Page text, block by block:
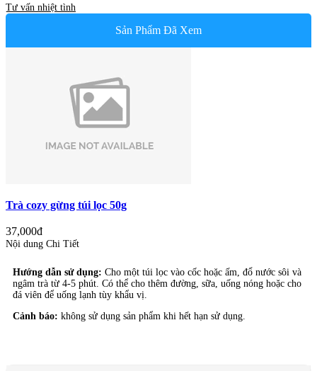
Tư vấn nhiệt tình
Sản Phẩm Đã Xem
Trà cozy gừng túi lọc 50g
37,000đ
Nội dung Chi Tiết
Hướng dẫn sử dụng: Cho một túi lọc vào cốc hoặc ấm, đổ nước sôi và
ngâm trà từ 4-5 phút. Có thể cho thêm đường, sữa, uống nóng hoặc cho
đá viên để uống lạnh tùy khẩu vị.
Cảnh báo: không sử dụng sản phẩm khi hết hạn sử dụng.